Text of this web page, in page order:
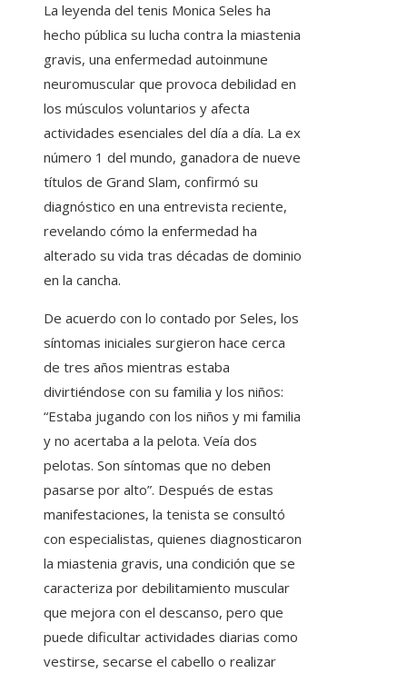
La leyenda del tenis Monica Seles ha
hecho pública su lucha contra la miastenia
gravis, una enfermedad autoinmune
neuromuscular que provoca debilidad en
los músculos voluntarios y afecta
actividades esenciales del día a día. La ex
número 1 del mundo, ganadora de nueve
títulos de Grand Slam, confirmó su
diagnóstico en una entrevista reciente,
revelando cómo la enfermedad ha
alterado su vida tras décadas de dominio
en la cancha.
De acuerdo con lo contado por Seles, los
síntomas iniciales surgieron hace cerca
de tres años mientras estaba
divirtiéndose con su familia y los niños:
“Estaba jugando con los niños y mi familia
y no acertaba a la pelota. Veía dos
pelotas. Son síntomas que no deben
pasarse por alto”. Después de estas
manifestaciones, la tenista se consultó
con especialistas, quienes diagnosticaron
la miastenia gravis, una condición que se
caracteriza por debilitamiento muscular
que mejora con el descanso, pero que
puede dificultar actividades diarias como
vestirse, secarse el cabello o realizar